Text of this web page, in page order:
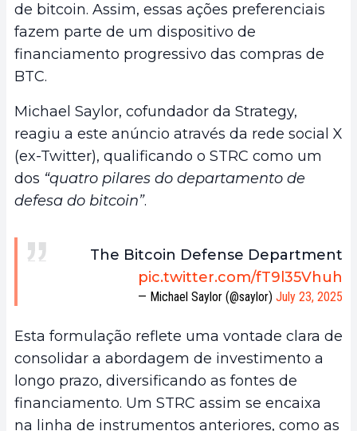
de bitcoin. Assim, essas ações preferenciais
fazem parte de um dispositivo de
financiamento progressivo das compras de
BTC.
Michael Saylor, cofundador da Strategy,
reagiu a este anúncio através da rede social X
(ex-Twitter), qualificando o STRC como um
dos “quatro pilares do departamento de
defesa do bitcoin”.
The Bitcoin Defense Department
pic.twitter.com/fT9l35Vhuh
— Michael Saylor (@saylor) July 23, 2025
Esta formulação reflete uma vontade clara de
consolidar a abordagem de investimento a
longo prazo, diversificando as fontes de
financiamento. Um STRC assim se encaixa
na linha de instrumentos anteriores, como as